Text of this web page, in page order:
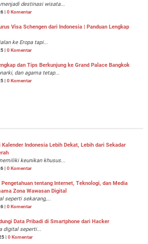
destinasi wisata...
| 0 Komentar
Visa Schengen dari Indonesia | Panduan Lengkap
ke Eropa tapi...
| 0 Komentar
dan Tips Berkunjung ke Grand Palace Bangkok
dan agama tetap...
| 0 Komentar
Indonesia Lebih Dekat, Lebih dari Sekadar
keunikan khusus...
| 0 Komentar
tentang Internet, Teknologi, dan Media
Zona Wawasan Digital
seperti sekarang,...
| 0 Komentar
Data Pribadi di Smartphone dari Hacker
digital seperti...
| 0 Komentar